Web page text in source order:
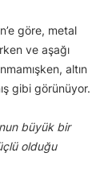
göre, metal
ve aşağı
altın
gibi görünüyor.
büyük bir
olduğu